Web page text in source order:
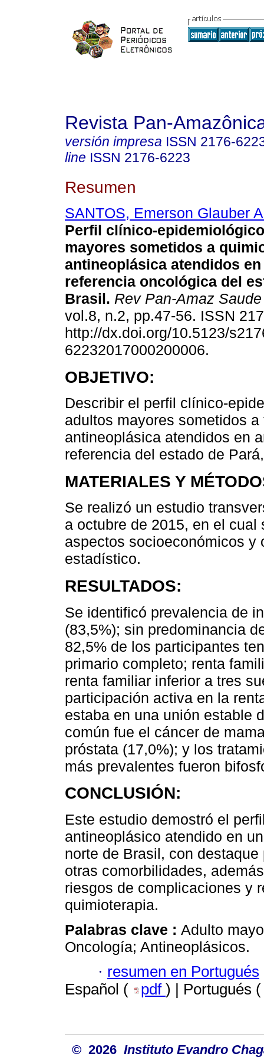
Revista Pan-
versión impresa ISSN 2176-
line ISSN 2176-6223
Resumen
SANTOS, Emerson Glauber
Perfil clínico-
mayores sometidos a
antineoplásica atendidos
referencia oncológica del
Brasil. Rev Pan-Amaz Saude
vol.8, n.2, pp.47-56. ISSN
http://dx.doi.org/10.5123/
62232017000200006.
OBJETIVO:
Describir el perfil clínico-
adultos mayores sometidos
antineoplásica atendidos en
referencia del estado de
MATERIALES Y
Se realizó un estudio
a octubre de 2015, en el
aspectos socioeconómicos
estadístico.
RESULTADOS:
Se identificó prevalencia de
(83,5%); sin predominancia
82,5% de los participantes
primario completo; renta
renta familiar inferior a tres
participación activa en la
estaba en una unión estable
común fue el cáncer de
próstata (17,0%); y los
más prevalentes fueron
CONCLUSIÓN:
Este estudio demostró el
antineoplásico atendido en
norte de Brasil, con
otras comorbilidades,
riesgos de complicaciones y
quimioterapia.
Palabras clave : Adulto
Oncología; Antineoplásicos.
· resumen en Portugués
Español (
pdf ) | Portugués
© 2026 Instituto Evandro